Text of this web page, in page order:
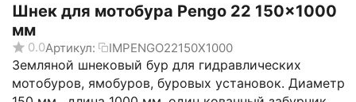
Шнек для мотобура Pengo 22 150x1000
мм
0.0Артикул: IMPENGO22150X1000
Земляной шнековый бур для гидравлических
мотобуров, ямобуров, буровых установок. Диаметр